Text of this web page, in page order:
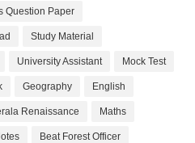
Question Paper
Study Material
University Assistant Mock Test
Geography English
Renaissance Maths
Beat Forest Officer